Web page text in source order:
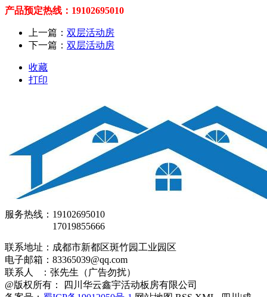
产品预定热线：19102695010
上一篇： 双层活动房
下一篇： 双层活动房
收藏
打印
服务热线：19102695010
17019855666
联系地址：成都市新都区斑竹园工业园区
电子邮箱：83365039@qq.com
联系人 ：张先生（广告勿扰）
@版权所有： 四川华云鑫宇活动板房有限公司